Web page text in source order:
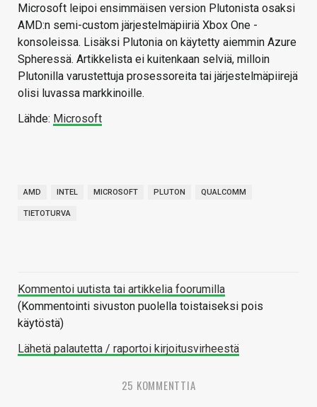
Microsoft leipoi ensimmäisen version Plutonista osaksi
AMD:n semi-custom järjestelmäpiiriä Xbox One -
konsoleissa. Lisäksi Plutonia on käytetty aiemmin Azure
Spheressä. Artikkelista ei kuitenkaan selviä, milloin
Plutonilla varustettuja prosessoreita tai järjestelmäpiirejä
olisi luvassa markkinoille.
Lähde: Microsoft
AMD INTEL MICROSOFT PLUTON QUALCOMM
TIETOTURVA
Kommentoi uutista tai artikkelia foorumilla
(Kommentointi sivuston puolella toistaiseksi pois
käytöstä)
Lähetä palautetta / raportoi kirjoitusvirheestä
25 KOMMENTTIA